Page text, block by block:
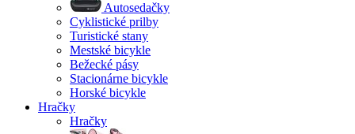
Autosedačky
Cyklistické prilby
Turistické stany
Mestské bicykle
Bežecké pásy
Stacionárne bicykle
Horské bicykle
Hračky
Hračky